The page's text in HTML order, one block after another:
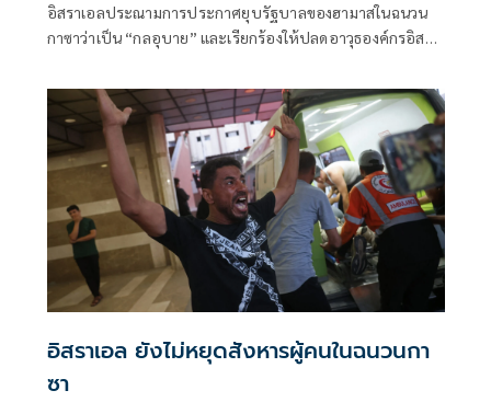
อิสราเอลประณามการประกาศยุบรัฐบาลของฮามาสในฉนวน
กาซาว่าเป็น “กลอุบาย” และเรียกร้องให้ปลดอาวุธองค์กรอิสลา
อิสราเอล ยังไม่หยุดสังหารผู้คนในฉนวนกา
ซา